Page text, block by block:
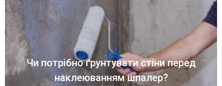
Чи потрібно ґрунтувати стіни перед
наклеюванням шпалер?